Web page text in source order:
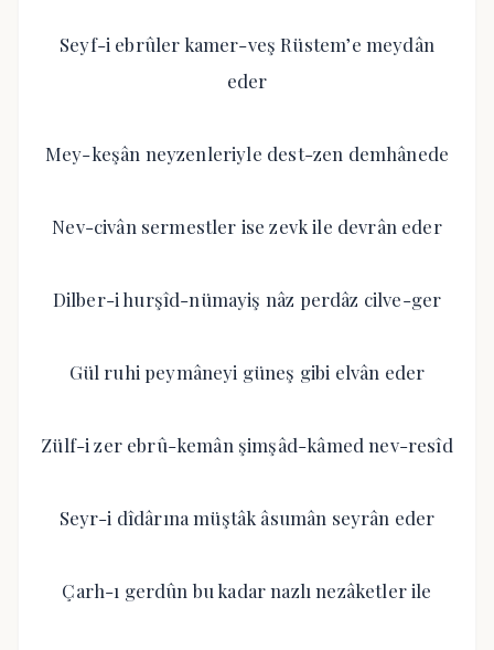
Seyf-i ebrûler kamer-veş Rüstem’e meydân
eder
Mey-keşân neyzenleriyle dest-zen demhânede
Nev-civân sermestler ise zevk ile devrân eder
Dilber-i hurşîd-nümayiş nâz perdâz cilve-ger
Gül ruhi peymâneyi güneş gibi elvân eder
Zülf-i zer ebrû-kemân şimşâd-kâmed nev-resîd
Seyr-i dîdârına müştâk âsumân seyrân eder
Çarh-ı gerdûn bu kadar nazlı nezâketler ile